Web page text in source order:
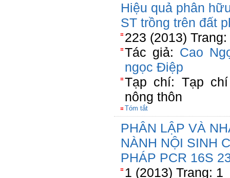
Hiệu quả phân
ST trồng trên đất
223 (2013) Trang:
Tác giả: Cao
ngọc Điệp
Tạp chí: Tạp
nông thôn
Tóm tắt
PHÂN LẬP VÀ
NÀNH NỘI SINH
PHÁP PCR 16S
1 (2013) Trang: 1